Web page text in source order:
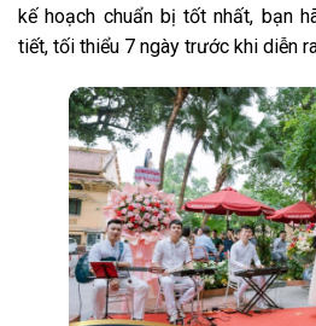
kế hoạch chuẩn bị tốt nhất, bạn
tiết, tối thiểu 7 ngày trước khi diễn